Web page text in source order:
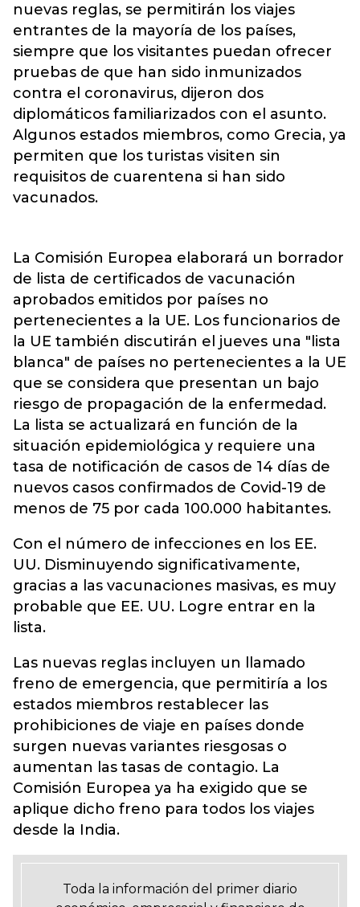
nuevas reglas, se permitirán los viajes
entrantes de la mayoría de los países,
siempre que los visitantes puedan ofrecer
pruebas de que han sido inmunizados
contra el coronavirus, dijeron dos
diplomáticos familiarizados con el asunto.
Algunos estados miembros, como Grecia, ya
permiten que los turistas visiten sin
requisitos de cuarentena si han sido
vacunados.
La Comisión Europea elaborará un borrador
de lista de certificados de vacunación
aprobados emitidos por países no
pertenecientes a la UE. Los funcionarios de
la UE también discutirán el jueves una "lista
blanca" de países no pertenecientes a la UE
que se considera que presentan un bajo
riesgo de propagación de la enfermedad.
La lista se actualizará en función de la
situación epidemiológica y requiere una
tasa de notificación de casos de 14 días de
nuevos casos confirmados de Covid-19 de
menos de 75 por cada 100.000 habitantes.
Con el número de infecciones en los EE.
UU. Disminuyendo significativamente,
gracias a las vacunaciones masivas, es muy
probable que EE. UU. Logre entrar en la
lista.
Las nuevas reglas incluyen un llamado
freno de emergencia, que permitiría a los
estados miembros restablecer las
prohibiciones de viaje en países donde
surgen nuevas variantes riesgosas o
aumentan las tasas de contagio. La
Comisión Europea ya ha exigido que se
aplique dicho freno para todos los viajes
desde la India.
Toda la información del primer diario